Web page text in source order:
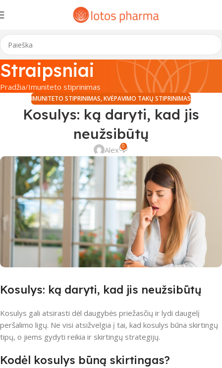
Straipsniai
Pradžia Imuniteto stiprinimas
IMUNITETO STIPRINIMAS,KVĖPAVIMO TAKŲ STIPRINIMAS
Kosulys: ką daryti, kad jis
neužsibūtų
Alex 0
Kosulys: ką daryti, kad jis neužsibūtų
Kosulys gali atsirasti dėl daugybės priežasčių ir lydi daugelį
peršalimo ligų. Ne visi atsižvelgia į tai, kad kosulys būna skirtingų
tipų, o jiems gydyti reikia ir skirtingų strategijų.
Kodėl kosulys būną skirtingas?